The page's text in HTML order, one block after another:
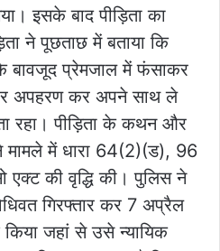
इसके बाद पीड़िता का
ने पूछताछ में बताया कि
बावजूद प्रेमजाल में फंसाकर
अपहरण कर अपने साथ ले
रहा। पीड़िता के कथन और
में धारा 64(2)(ड), 96
एक्ट की वृद्धि की। पुलिस ने
गिरफ्तार कर 7 अप्रैल
जहां से उसे न्यायिक